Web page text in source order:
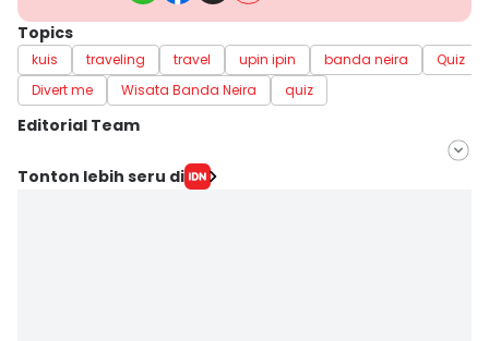
Topics
kuis traveling travel upin ipin banda neira
Quiz
Divert me
Wisata Banda Neira quiz
Editorial Team
Editor
Tonton lebih seru di